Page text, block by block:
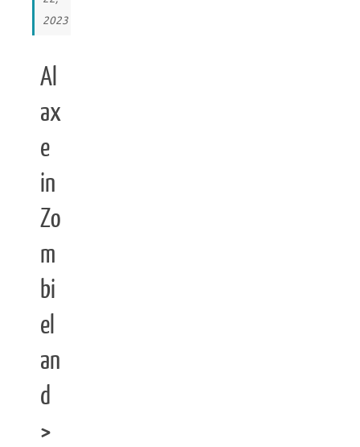
2023
Al
ax
e
in
Zo
m
bi
el
an
d
>